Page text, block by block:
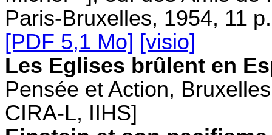
Paris-Bruxelles, 1954, 11
[PDF 5,1 Mo] [visio]
Les Eglises brûlent en
Pensée et Action,
CIRA-L, IIHS]